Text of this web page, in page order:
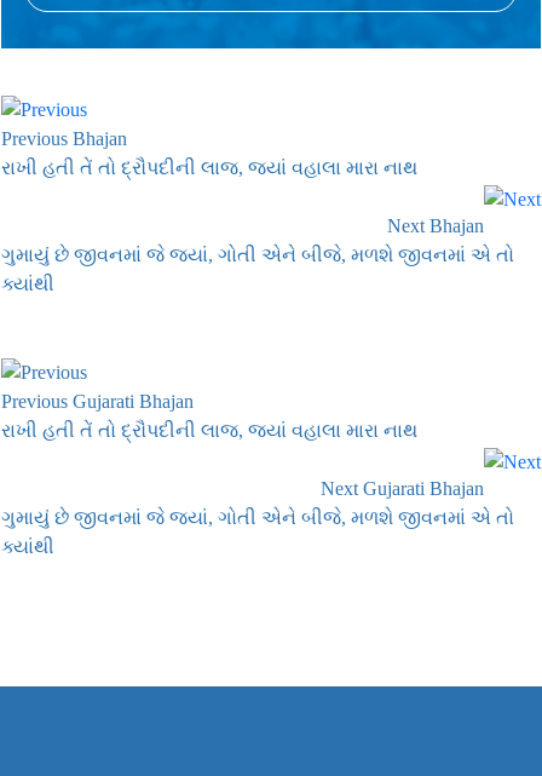
Previous Bhajan
રાખી હતી તેં તો દ્રૌપદીની લાજ, જ્યાં વહાલા મારા નાથ
Next Bhajan
ગુમાયું છે જીવનમાં જે જ્યાં, ગોતી એને બીજે, મળશે જીવનમાં એ તો
ક્યાંથી
Previous Gujarati Bhajan
રાખી હતી તેં તો દ્રૌપદીની લાજ, જ્યાં વહાલા મારા નાથ
Next Gujarati Bhajan
ગુમાયું છે જીવનમાં જે જ્યાં, ગોતી એને બીજે, મળશે જીવનમાં એ તો
ક્યાંથી